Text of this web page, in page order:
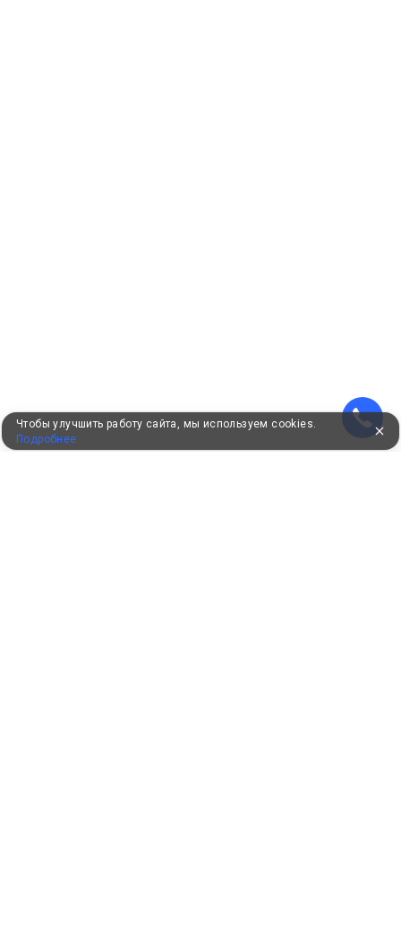
Чтобы улучшить работу сайта, мы используем cookies.
Подробнее